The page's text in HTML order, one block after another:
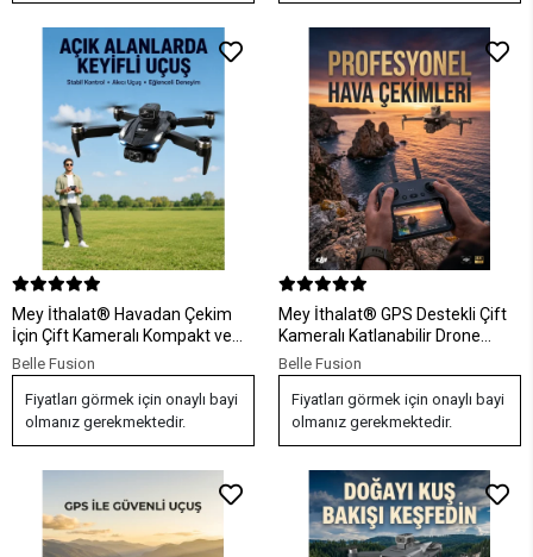
Mey İthalat® Havadan Çekim
İçin Çift Kameralı Kompakt ve
Kolay Taşınabilir Drone
Belle Fusion
Fiyatları görmek için onaylı bayi
olmanız gerekmektedir.
Mey İthalat® GPS Destekli Çift
Kameralı Katlanabilir Drone
Havadan Fotoğraf ve Video
Çekimi
Belle Fusion
Fiyatları görmek için onaylı bayi
olmanız gerekmektedir.